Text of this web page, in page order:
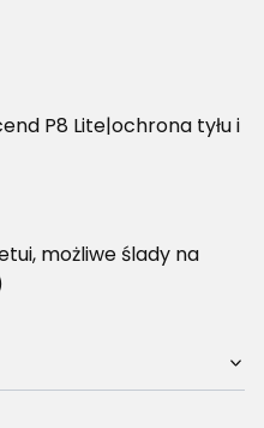
P8 Lite|ochrona tyłu i
możliwe ślady na